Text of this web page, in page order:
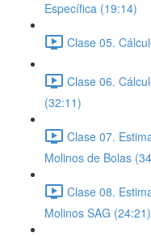
Específica (19:14)
Clase 05.
Clase 06.
(32:11)
Clase 07.
Molinos de Bolas
Clase 08.
Molinos SAG (24:21)